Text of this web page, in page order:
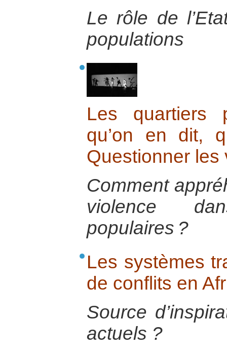
Le rôle de
populations
Les quartiers
qu’on en dit,
Questionner les
Comment
violence
populaires ?
Les systèmes
de conflits en
Source
actuels ?